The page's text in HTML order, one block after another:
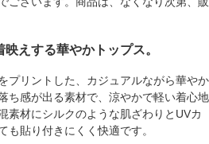
えする華やかトップス。
プリントした、カジュアルながら華やか
ち感が出る素材で、涼やかで軽い着心地
素材にシルクのような肌ざわりとUVカ
も貼り付きにくく快適です。